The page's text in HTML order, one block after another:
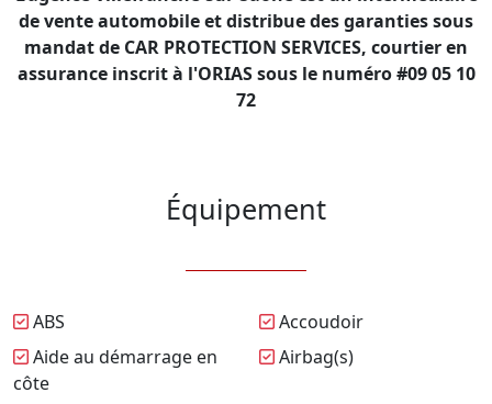
de vente automobile et distribue des garanties sous
mandat de CAR PROTECTION SERVICES, courtier en
assurance inscrit à l'ORIAS sous le numéro #09 05 10
72
Équipement
ABS
Accoudoir
Aide au démarrage en
côte
Airbag(s)